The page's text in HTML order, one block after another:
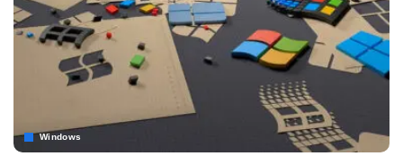
Windows